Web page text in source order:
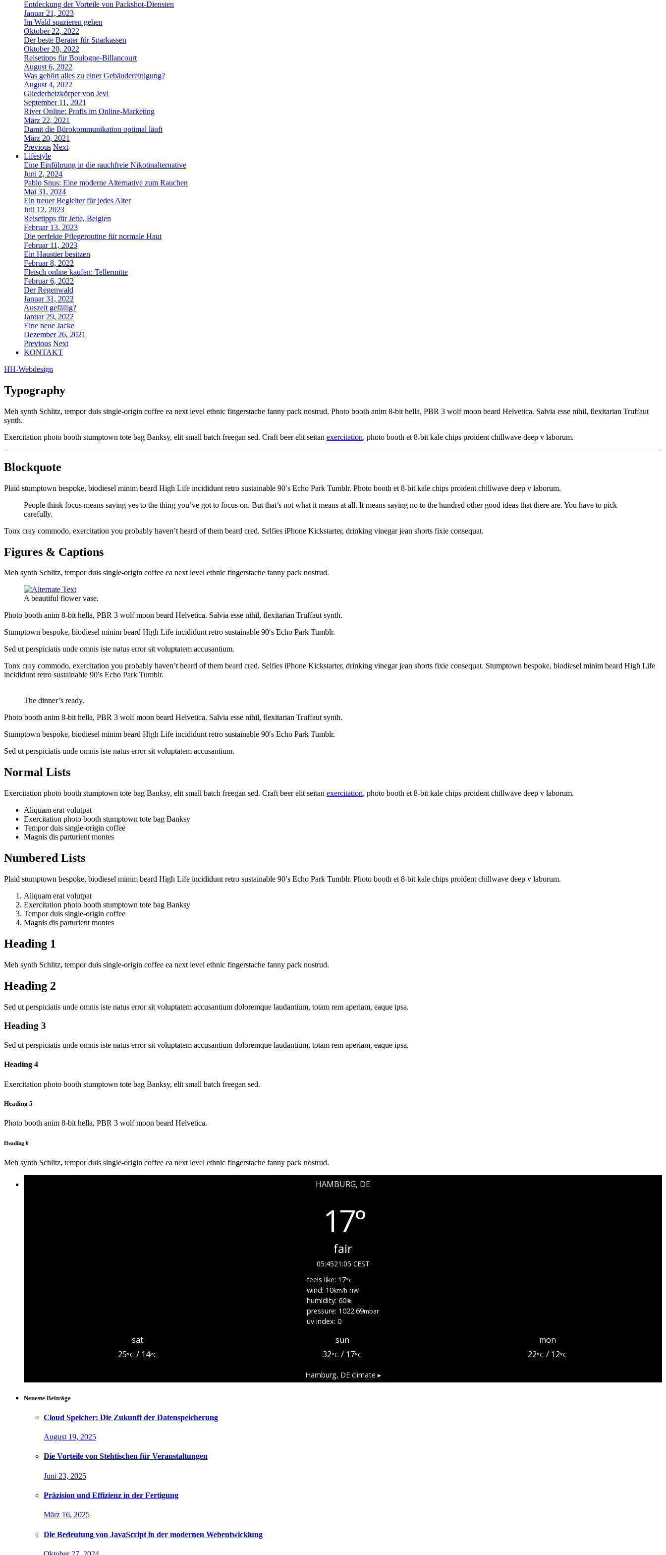
Entdeckung der Vorteile von Packshot-Diensten
Januar 21, 2023
Im Wald spazieren gehen
Oktober 22, 2022
Der beste Berater für Sparkassen
Oktober 20, 2022
Reisetipps für Boulogne-Billancourt
August 6, 2022
Was gehört alles zu einer Gebäudereinigung?
August 4, 2022
Gliederheizkörper von Jevi
September 11, 2021
River Online: Profis im Online-Marketing
März 22, 2021
Damit die Bürokommunikation optimal läuft
März 20, 2021
Previous Next
Lifestyle
Eine Einführung in die rauchfreie Nikotinalternative
Juni 2, 2024
Pablo Snus: Eine moderne Alternative zum Rauchen
Mai 31, 2024
Ein treuer Begleiter für jedes Alter
Juli 12, 2023
Reisetipps für Jette, Belgien
Februar 13, 2023
Die perfekte Pflegeroutine für normale Haut
Februar 11, 2023
Ein Haustier besitzen
Februar 8, 2022
Fleisch online kaufen: Tellermitte
Februar 6, 2022
Der Regenwald
Januar 31, 2022
Auszeit gefällig?
Januar 29, 2022
Eine neue Jacke
Dezember 26, 2021
Previous Next
KONTAKT
HH-Webdesign
Typography
Meh synth Schlitz, tempor duis single-origin coffee ea next level ethnic fingerstache fanny pack nostrud. Photo booth anim 8-bit hella, PBR 3 wolf moon beard Helvetica. Salvia esse nihil, flexitarian Truffaut
synth.
Exercitation photo booth stumptown tote bag Banksy, elit small batch freegan sed. Craft beer elit seitan exercitation, photo booth et 8-bit kale chips proident chillwave deep v laborum.
Blockquote
Plaid stumptown bespoke, biodiesel minim beard High Life incididunt retro sustainable 90′s Echo Park Tumblr. Photo booth et 8-bit kale chips proident chillwave deep v laborum.
People think focus means saying yes to the thing you’ve got to focus on. But that’s not what it means at all. It means saying no to the hundred other good ideas that there are. You have to pick
carefully.
Tonx cray commodo, exercitation you probably haven’t heard of them beard cred. Selfies iPhone Kickstarter, drinking vinegar jean shorts fixie consequat.
Figures & Captions
Meh synth Schlitz, tempor duis single-origin coffee ea next level ethnic fingerstache fanny pack nostrud.
A beautiful flower vase.
Photo booth anim 8-bit hella, PBR 3 wolf moon beard Helvetica. Salvia esse nihil, flexitarian Truffaut synth.
Stumptown bespoke, biodiesel minim beard High Life incididunt retro sustainable 90′s Echo Park Tumblr.
Sed ut perspiciatis unde omnis iste natus error sit voluptatem accusantium.
Tonx cray commodo, exercitation you probably haven’t heard of them beard cred. Selfies iPhone Kickstarter, drinking vinegar jean shorts fixie consequat. Stumptown bespoke, biodiesel minim beard High Life
incididunt retro sustainable 90′s Echo Park Tumblr.
The dinner’s ready.
Photo booth anim 8-bit hella, PBR 3 wolf moon beard Helvetica. Salvia esse nihil, flexitarian Truffaut synth.
Stumptown bespoke, biodiesel minim beard High Life incididunt retro sustainable 90′s Echo Park Tumblr.
Sed ut perspiciatis unde omnis iste natus error sit voluptatem accusantium.
Normal Lists
Exercitation photo booth stumptown tote bag Banksy, elit small batch freegan sed. Craft beer elit seitan exercitation, photo booth et 8-bit kale chips proident chillwave deep v laborum.
Aliquam erat volutpat
Exercitation photo booth stumptown tote bag Banksy
Tempor duis single-origin coffee
Magnis dis parturient montes
Numbered Lists
Plaid stumptown bespoke, biodiesel minim beard High Life incididunt retro sustainable 90′s Echo Park Tumblr. Photo booth et 8-bit kale chips proident chillwave deep v laborum.
Aliquam erat volutpat
Exercitation photo booth stumptown tote bag Banksy
Tempor duis single-origin coffee
Magnis dis parturient montes
Heading 1
Meh synth Schlitz, tempor duis single-origin coffee ea next level ethnic fingerstache fanny pack nostrud.
Heading 2
Sed ut perspiciatis unde omnis iste natus error sit voluptatem accusantium doloremque laudantium, totam rem aperiam, eaque ipsa.
Heading 3
Sed ut perspiciatis unde omnis iste natus error sit voluptatem accusantium doloremque laudantium, totam rem aperiam, eaque ipsa.
Heading 4
Exercitation photo booth stumptown tote bag Banksy, elit small batch freegan sed.
Heading 5
Photo booth anim 8-bit hella, PBR 3 wolf moon beard Helvetica.
Heading 6
Meh synth Schlitz, tempor duis single-origin coffee ea next level ethnic fingerstache fanny pack nostrud.
HAMBURG, DE
17°
fair
05:4521:05 CEST
feels like: 17°c
wind: 10km/h nw
humidity: 60%
pressure: 1022.69mbar
uv index: 0
sat sun
mon
25°C / 14°C 32°C / 17°C 22°C / 12°C
Hamburg, DEclimate ▸
Neueste Beiträge
Cloud Speicher: Die Zukunft der Datenspeicherung
August 19, 2025
Die Vorteile von Stehtischen für Veranstaltungen
Juni 23, 2025
Präzision und Effizienz in der Fertigung
März 16, 2025
Die Bedeutung von JavaScript in der modernen Webentwicklung